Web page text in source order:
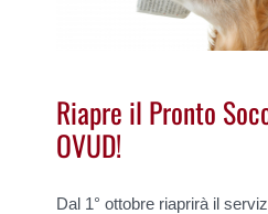
Riapre il Pronto
OVUD!
Dal 1° ottobre riaprirà il